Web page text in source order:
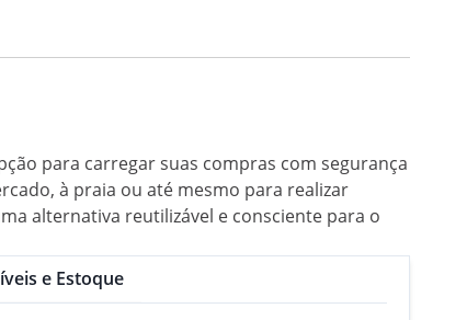
para carregar suas compras com segurança
à praia ou até mesmo para realizar
alternativa reutilizável e consciente para o
e Estoque